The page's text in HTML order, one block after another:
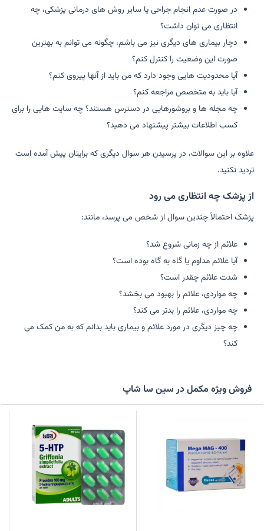
در صورت عدم انجام جراحی یا سایر روش های درمانی پزشکی، چه
انتظاری می توان داشت؟
دچار بیماری های دیگری نیز می باشم، چگونه می توانم به بهترین
صورت این وضعیت را کنترل کنم؟
آیا محدودیت هایی وجود دارد که من باید از آنها پیروی کنم؟
آیا باید به متخصص مراجعه کنم؟
چه مجله ها و بروشورهایی در دسترس هستند؟ چه سایت هایی را برای
کسب اطلاعات بیشتر پیشنهاد می دهید؟
علاوه بر این سوالات، در پرسیدن هر سوال دیگری که برایتان پیش آمده است
تردید نکنید.
از پزشک چه انتظاری می رود
پزشک احتمالاً چندین سوال از شخص می پرسد، مانند:
علائم از چه زمانی شروع شد؟
آیا علائم مداوم یا گاه به گاه بوده است؟
شدت علائم چقدر است؟
چه مواردی، علائم را بهبود می بخشد؟
چه مواردی، علائم را بدتر می کند؟
چه چیز دیگری در مورد علائم و بیماری باید بدانم که به من کمک می
کند؟
فروش ویژه مکمل در سین سا شاپ